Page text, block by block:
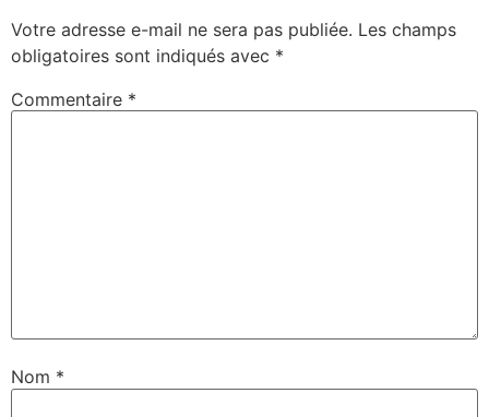
Votre adresse e-mail ne sera pas publiée. Les champs
obligatoires sont indiqués avec *
Commentaire *
Nom *